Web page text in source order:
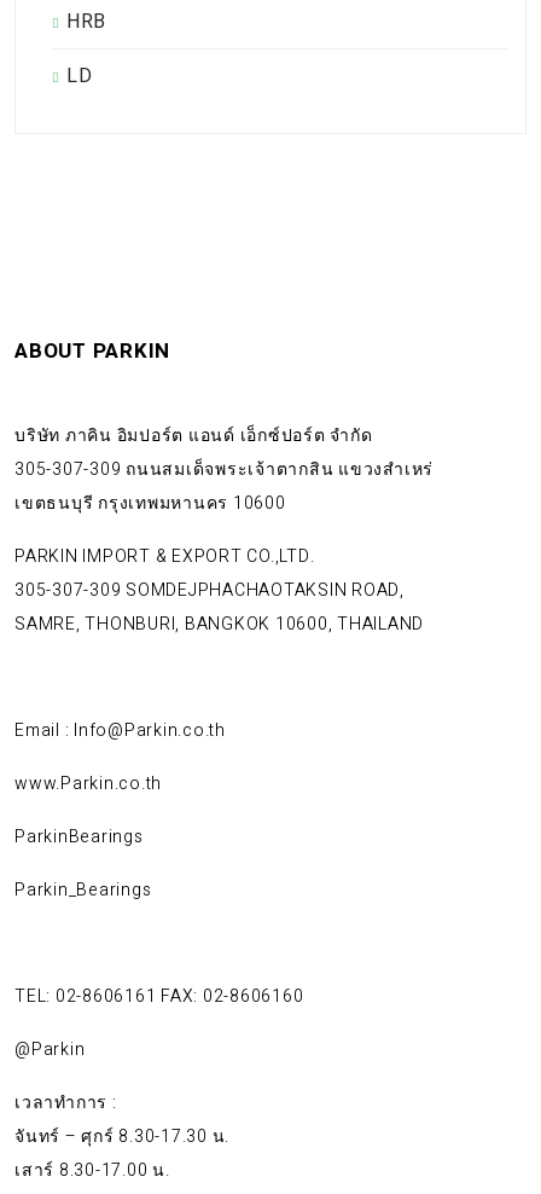
HRB
LD
ABOUT PARKIN
บริษัท ภาคิน อิมปอร์ต แอนด์ เอ็กซ์ปอร์ต จำกัด
305-307-309 ถนนสมเด็จพระเจ้าตากสิน แขวงสำเหร่
เขตธนบุรี กรุงเทพมหานคร 10600
PARKIN IMPORT & EXPORT CO.,LTD.
305-307-309 SOMDEJPHACHAOTAKSIN ROAD,
SAMRE, THONBURI, BANGKOK 10600, THAILAND
Email : Info@Parkin.co.th
www.Parkin.co.th
ParkinBearings
Parkin_Bearings
TEL: 02-8606161 FAX: 02-8606160
@Parkin
เวลาทำการ :
จันทร์ – ศุกร์ 8.30-17.30 น.
เสาร์ 8.30-17.00 น.